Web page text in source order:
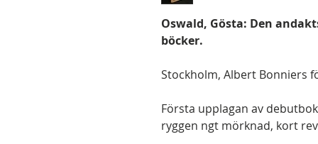
Oswald, Gösta: Den
böcker.
Stockholm, Albert Bonniers
Första upplagan av
ryggen ngt mörknad, kort